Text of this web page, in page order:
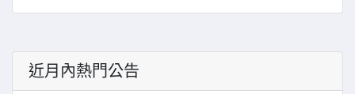
近月內熱門公告